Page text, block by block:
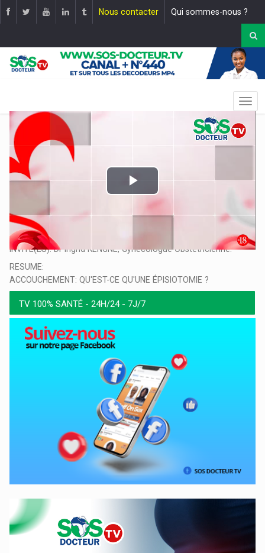
Nous contacter Qui sommes-nous ?
Play
Video
EMISSION: ACCOUCHEMENT: QU'EST-CE QU'UNE ÉPISIOTOMIE ? |
Mise en ligne le :
INVITE(ES): Dr Ingrid KENGNE, Gynécologue Obstétricienne.
RESUME:
ACCOUCHEMENT: QU'EST-CE QU'UNE ÉPISIOTOMIE ?
TV 100% SANTÉ - 24H/24 - 7J/7